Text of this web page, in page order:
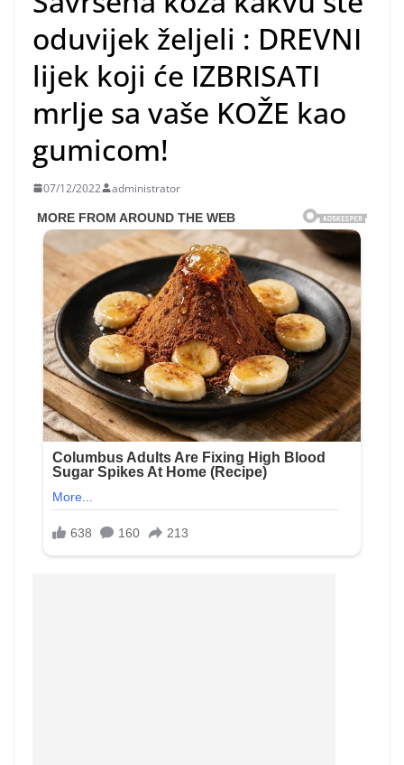
oduvijek željeli : DREVNI
lijek koji će IZBRISATI
mrlje sa vaše KOŽE kao
gumicom!
07/12/2022 administrator